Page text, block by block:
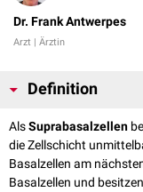
Dr. Frank Antwerpes
Arzt | Ärztin
Definition
AlsSuprabasalzellen
die Zellschicht
Basalzellen am
Basalzellen und